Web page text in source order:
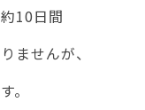
10日間
ませんが、
。